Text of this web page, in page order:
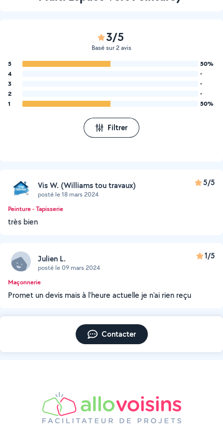
3/5
Basé sur 2 avis
5
50%
4
-
3
-
2
-
1
50%
Filtrer
Vis W. (Williams tou travaux)
posté le 18 mars 2024
5/5
Peinture - Tapisserie
très bien
Julien L.
posté le 09 mars 2024
1/5
Maçonnerie
Promet un devis mais à l'heure actuelle je n'ai rien reçu
Contacter